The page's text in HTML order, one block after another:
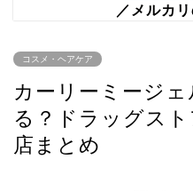
／メルカ
コスメ・ヘアケア
カーリーミージェ
る？ドラッグス
店まとめ